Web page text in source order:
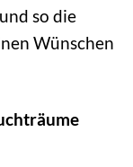
so die
Wünschen